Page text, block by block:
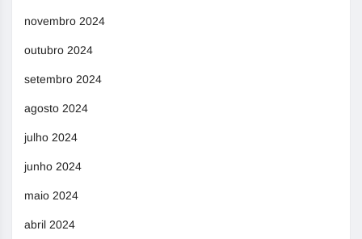
novembro 2024
outubro 2024
setembro 2024
agosto 2024
julho 2024
junho 2024
maio 2024
abril 2024